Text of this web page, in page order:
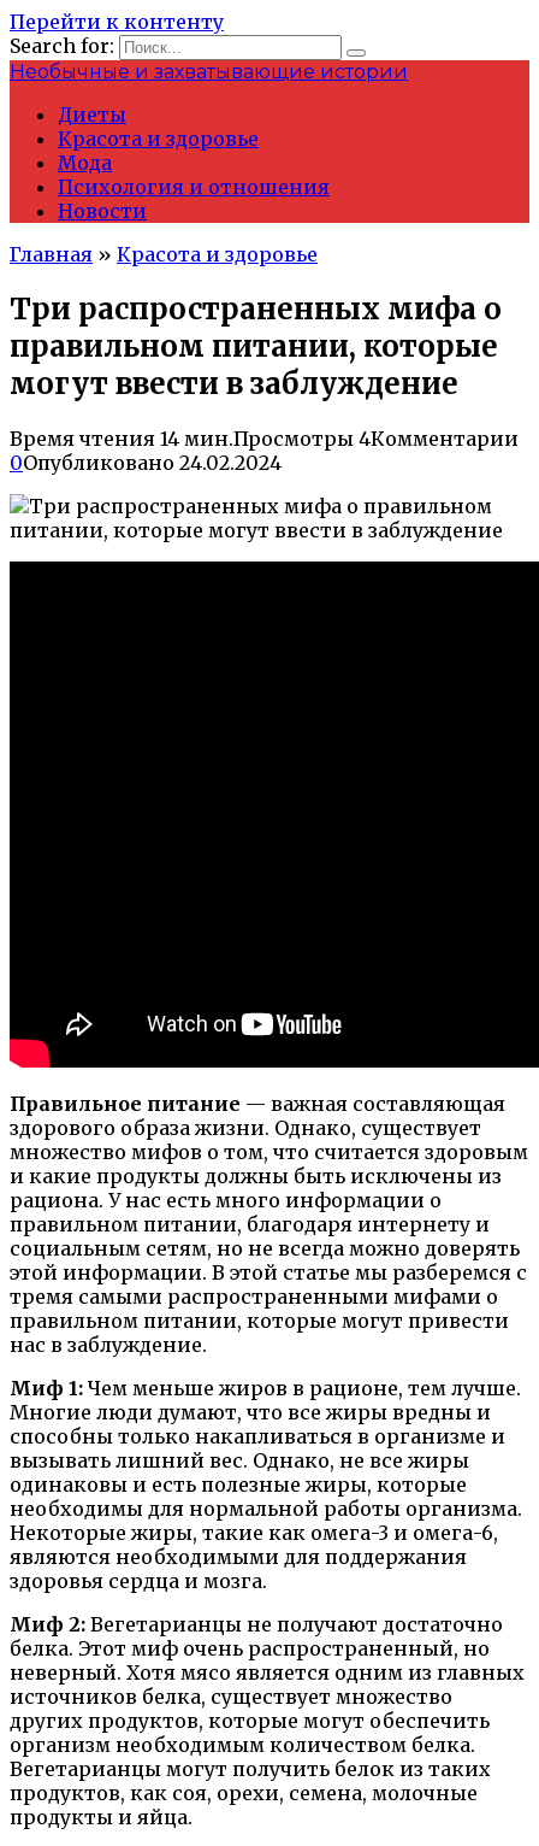
Перейти к контенту
Search for:
Необычные и захватывающие истории
Диеты
Красота и здоровье
Мода
Психология и отношения
Новости
Главная » Красота и здоровье
Три распространенных мифа о
правильном питании, которые
могут ввести в заблуждение
Время чтения 14 мин.Просмотры 4Комментарии
0Опубликовано 24.02.2024
Правильное питание — важная составляющая
здорового образа жизни. Однако, существует
множество мифов о том, что считается здоровым
и какие продукты должны быть исключены из
рациона. У нас есть много информации о
правильном питании, благодаря интернету и
социальным сетям, но не всегда можно доверять
этой информации. В этой статье мы разберемся с
тремя самыми распространенными мифами о
правильном питании, которые могут привести
нас в заблуждение.
Миф 1: Чем меньше жиров в рационе, тем лучше.
Многие люди думают, что все жиры вредны и
способны только накапливаться в организме и
вызывать лишний вес. Однако, не все жиры
одинаковы и есть полезные жиры, которые
необходимы для нормальной работы организма.
Некоторые жиры, такие как омега-3 и омега-6,
являются необходимыми для поддержания
здоровья сердца и мозга.
Миф 2: Вегетарианцы не получают достаточно
белка. Этот миф очень распространенный, но
неверный. Хотя мясо является одним из главных
источников белка, существует множество
других продуктов, которые могут обеспечить
организм необходимым количеством белка.
Вегетарианцы могут получить белок из таких
продуктов, как соя, орехи, семена, молочные
продукты и яйца.